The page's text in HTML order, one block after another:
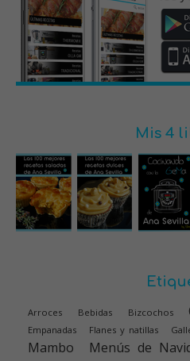
Mis 4
Arroces Bebidas Bizcochos
Empanadas Flanes y natillas
Mambo Menús de